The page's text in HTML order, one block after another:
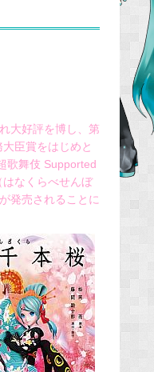
大好評を博し、第
臣賞をはじめと
歌舞伎 Supported
なくらべせんぼ
発売されることに